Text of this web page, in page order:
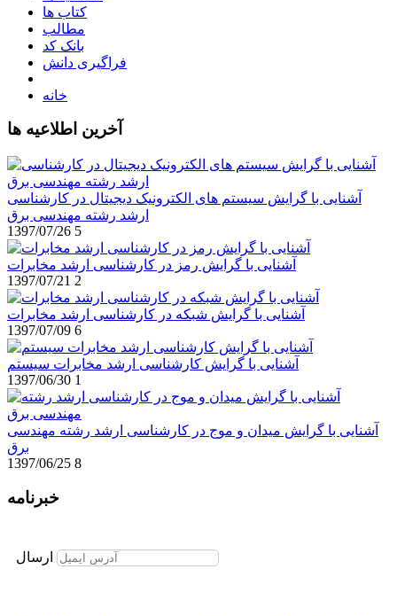
کتاب ها
مطالب
بانک کد
فراگیری دانش
خانه
آخرین اطلاعیه ها
آشنایی با گرایش سیستم های الکترونیک دیجیتال در کارشناسی
ارشد رشته مهندسی برق
1397/07/26 5
آشنایی با گرایش رمز در کارشناسی ارشد مخابرات
1397/07/21 2
آشنایی با گرایش شبکه در کارشناسی ارشد مخابرات
1397/07/09 6
آشنایی با گرایش کارشناسی ارشد مخابرات سیستم
1397/06/30 1
آشنایی با گرایش میدان و موج در کارشناسی ارشد رشته مهندسی
برق
1397/06/25 8
خبرنامه
ارسال